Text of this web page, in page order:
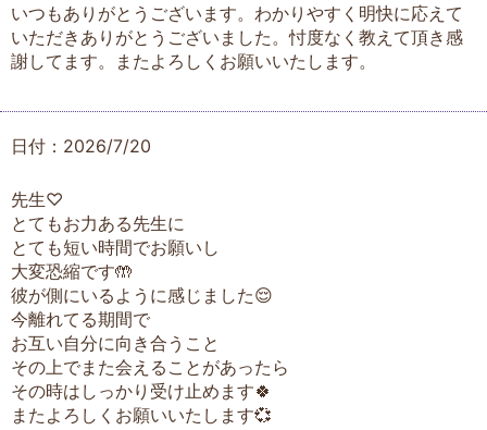
いつもありがとうございます。わかりやすく明快に応えて
いただきありがとうございました。忖度なく教えて頂き感
謝してます。またよろしくお願いいたします。
日付：2026/7/20
先生♡
とてもお力ある先生に
とても短い時間でお願いし
大変恐縮です🤲
彼が側にいるように感じました😌
今離れてる期間で
お互い自分に向き合うこと
その上でまた会えることがあったら
その時はしっかり受け止めます🍀
またよろしくお願いいたします💞